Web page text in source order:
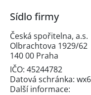
Sídlo firmy
Česká spořitelna, a.s.
Olbrachtova 1929/62
140 00 Praha
IČO: 45244782
Datová schránka:
Další informace: